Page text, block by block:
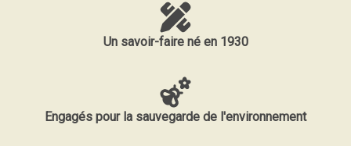
Un savoir-faire né en 1930
Engagés pour la sauvegarde de l'environnement